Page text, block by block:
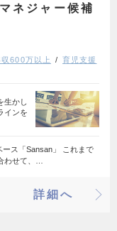
ネジャー候補
収600万以上
育児支援
生かし
インを
ス「Sansan」 これまで
わせて、…
詳細へ